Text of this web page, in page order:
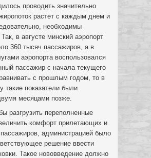
проводить значительно
растет с каждым днем и
необходимы
в августе минский аэропорт
360 тысяч пассажиров, а в
аэропорта воспользовался
пассажир с начала текущего
с прошлым годом, то в
такие показатели были
месяцами позже.
разгрузить переполненные
комфорт прилетающих и
администрацией было
решение ввести
Такое нововведение должно